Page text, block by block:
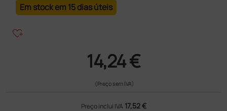
Em stock em 15 dias úteis
heart_plus
14,24 €
(Preço sem IVA)
Preço inclui IVA 17,52 €